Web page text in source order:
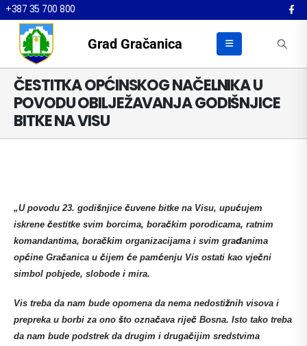
+387 35 700 800
Grad Gračanica
ČESTITKA OPĆINSKOG NAČELNIKA U
POVODU OBILJEŽAVANJA GODIŠNJICE
BITKE NA VISU
„U povodu 23. godišnjice čuvene bitke na Visu, upućujem
iskrene čestitke svim borcima, boračkim porodicama, ratnim
komandantima, boračkim organizacijama i svim građanima
općine Gračanica u čijem će pamćenju Vis ostati kao vječni
simbol pobjede, slobode i mira.
Vis treba da nam bude opomena da nema nedostižnih visova i
prepreka u borbi za ono što označava riječ Bosna. Isto tako treba
da nam bude podstrek da drugim i drugačijim sredstvima